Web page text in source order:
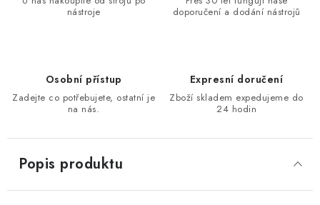
POTŘEBUJI DOBRÝ STROJ
nástroje
doporučení a dodání nástrojů
Osobní přístup
Zadejte co potřebujete, ostatní je
na nás.
Expresní doručení
Zboží skladem expedujeme do
24 hodin
Popis produktu